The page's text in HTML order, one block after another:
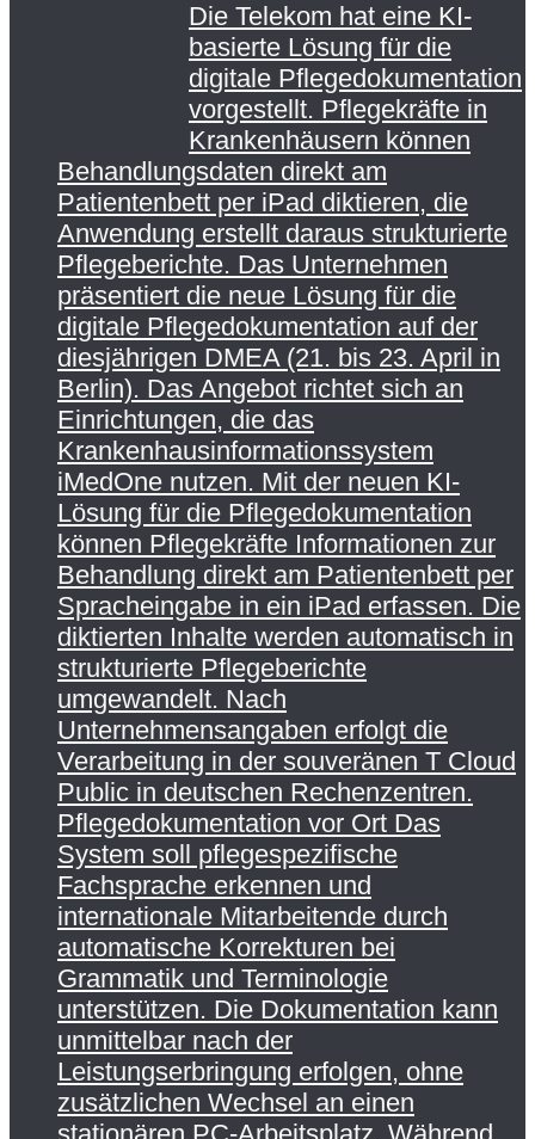
Die Telekom hat eine KI-
basierte Lösung für die
digitale Pflegedokumentation
vorgestellt. Pflegekräfte in
Krankenhäusern können
Behandlungsdaten direkt am
Patientenbett per iPad diktieren, die
Anwendung erstellt daraus strukturierte
Pflegeberichte. Das Unternehmen
präsentiert die neue Lösung für die
digitale Pflegedokumentation auf der
diesjährigen DMEA (21. bis 23. April in
Berlin). Das Angebot richtet sich an
Einrichtungen, die das
Krankenhausinformationssystem
iMedOne nutzen. Mit der neuen KI-
Lösung für die Pflegedokumentation
können Pflegekräfte Informationen zur
Behandlung direkt am Patientenbett per
Spracheingabe in ein iPad erfassen. Die
diktierten Inhalte werden automatisch in
strukturierte Pflegeberichte
umgewandelt. Nach
Unternehmensangaben erfolgt die
Verarbeitung in der souveränen T Cloud
Public in deutschen Rechenzentren.
Pflegedokumentation vor Ort Das
System soll pflegespezifische
Fachsprache erkennen und
internationale Mitarbeitende durch
automatische Korrekturen bei
Grammatik und Terminologie
unterstützen. Die Dokumentation kann
unmittelbar nach der
Leistungserbringung erfolgen, ohne
zusätzlichen Wechsel an einen